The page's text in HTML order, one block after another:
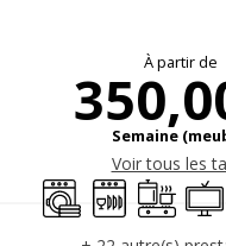
À partir de
Semaine
Voir tous les
Lave lingeLave vaisselle
Plaque